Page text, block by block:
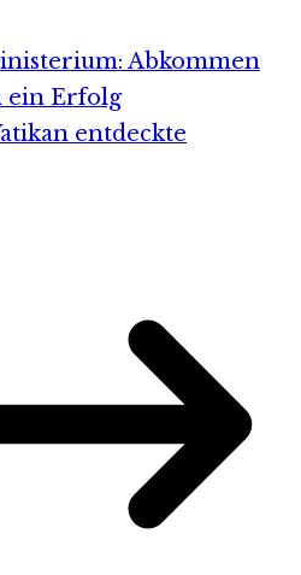
Abkommen
ein Erfolg
entdeckte